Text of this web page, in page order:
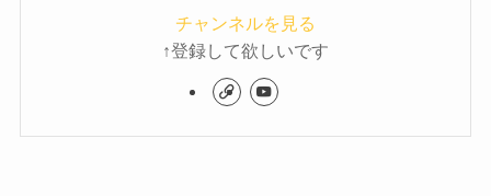
チャンネルを見る
↑登録して欲しいです